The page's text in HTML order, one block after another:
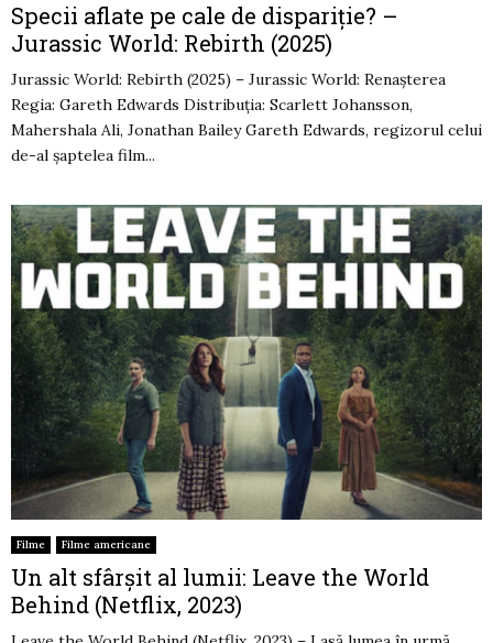
Specii aflate pe cale de dispariție? –
Jurassic World: Rebirth (2025)
Jurassic World: Rebirth (2025) – Jurassic World: Renașterea
Regia: Gareth Edwards Distribuția: Scarlett Johansson,
Mahershala Ali, Jonathan Bailey Gareth Edwards, regizorul celui
de-al șaptelea film...
Filme Filme americane
Un alt sfârșit al lumii: Leave the World
Behind (Netflix, 2023)